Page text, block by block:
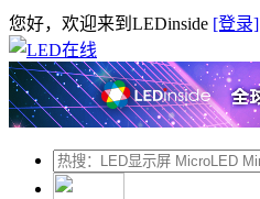
您好，欢迎来到LEDinside [登录]